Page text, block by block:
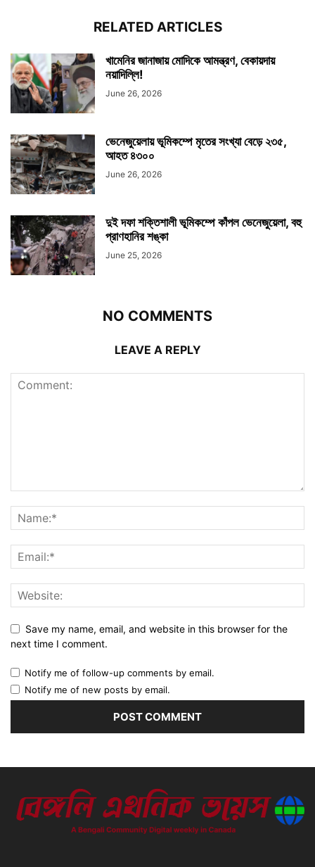
RELATED ARTICLES
খামেনির জানাজায় মোদিকে আমন্ত্রণ, বেকায়দায়
নয়াদিল্লি!
June 26, 2026
ভেনেজুয়েলায় ভূমিকম্পে মৃতের সংখ্যা বেড়ে ২৩৫,
আহত ৪৩০০
June 26, 2026
দুই দফা শক্তিশালী ভূমিকম্পে কাঁপল ভেনেজুয়েলা, বহু
প্রাণহানির শঙ্কা
June 25, 2026
NO COMMENTS
LEAVE A REPLY
Save my name, email, and website in this browser for the
next time I comment.
Notify me of follow-up comments by email.
Notify me of new posts by email.